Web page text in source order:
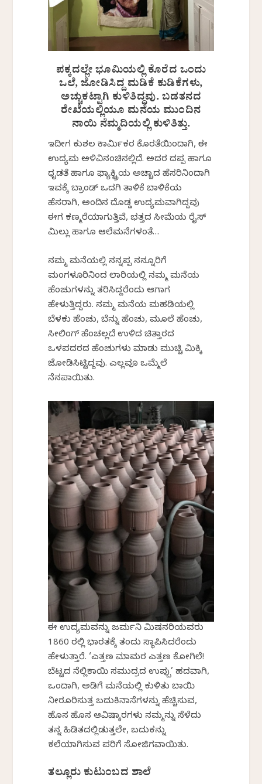
ಪಕ್ಕದಲ್ಲೇ ಭೂಮಿಯಲ್ಲಿ ಕೊರೆದ ಒಂದು
ಒಲೆ, ಜೋಡಿಸಿದ್ದ ಮಡಿಕೆ ಕುಡಿಕೆಗಳು,
ಅಚ್ಚುಕಟ್ಟಾಗಿ ಕುಳಿತಿದ್ದವು. ಬಡತನದ
ರೇಖೆಯಲ್ಲಿಯೂ ಮನೆಯ ಮುಂದಿನ
ನಾಯಿ ನೆಮ್ಮದಿಯಲ್ಲಿ ಕುಳಿತಿತ್ತು.
ಇದೀಗ ಕುಶಲ ಕಾರ್ಮಿಕರ ಕೊರತೆಯಿಂದಾಗಿ, ಈ
ಉದ್ಯಮ ಅಳಿವಿನಂಚಿನಲ್ಲಿದೆ. ಅದರ ದಪ್ಪ ಹಾಗೂ
ಧೃಡತೆ ಹಾಗೂ ಫ್ಯಾಕ್ಟ್ರಿಯ ಅಚ್ಚಾದ ಹೆಸರಿನಿಂದಾಗಿ
ಇವಕ್ಕೆ ಬ್ರಾಂಡ್ ಒದಗಿ ತಾಳಿಕೆ ಬಾಳಿಕೆಯ
ಹೆಸರಾಗಿ, ಅಂದಿನ ದೊಡ್ಡ ಉದ್ಯಮವಾಗಿದ್ದವು
ಈಗ ಕಣ್ಮರೆಯಾಗುತ್ತಿವೆ, ಭತ್ತದ ಸೀಮೆಯ ರೈಸ್
ಮಿಲ್ಲು ಹಾಗೂ ಆಲೆಮನೆಗಳಂತೆ…
ನಮ್ಮ ಮನೆಯಲ್ಲಿ ನನ್ನಪ್ಪ ನನ್ನೂರಿಗೆ
ಮಂಗಳೂರಿನಿಂದ ಲಾರಿಯಲ್ಲಿ ನಮ್ಮ ಮನೆಯ
ಹೆಂಚುಗಳನ್ನು ತರಿಸಿದ್ದರೆಂದು ಆಗಾಗ
ಹೇಳುತ್ತಿದ್ದರು. ನಮ್ಮ ಮನೆಯ ಮಹಡಿಯಲ್ಲಿ
ಬೆಳಕು ಹೆಂಚು, ಬೆನ್ನು ಹೆಂಚು, ಮೂಲೆ ಹೆಂಚು,
ಸೀಲಿಂಗ್ ಹೆಂಚಲ್ಲದೆ ಉಳಿದ ಚಿತ್ತಾರದ
ಒಳಪದರದ ಹೆಂಚುಗಳು ಮಾಡು ಮುಚ್ಚಿ ಮಿಕ್ಕಿ
ಜೋಡಿಸಿಟ್ಟಿದ್ದವು. ಎಲ್ಲವೂ ಒಮ್ಮೆಲೆ
ನೆನಪಾಯಿತು.
ಈ ಉದ್ಯಮವನ್ನು ಜರ್ಮನಿ ಮಿಷನರಿಯವರು
1860 ರಲ್ಲಿ ಭಾರತಕ್ಕೆ ತಂದು ಸ್ಥಾಪಿಸಿದರೆಂದು
ಹೇಳುತ್ತಾರೆ. ‘ಎತ್ತಣ ಮಾಮರ ಎತ್ತಣ ಕೋಗಿಲೆ!
ಬೆಟ್ಟದ ನೆಲ್ಲಿಕಾಯಿ ಸಮುದ್ರದ ಉಪ್ಪು’ ಹದವಾಗಿ,
ಒಂದಾಗಿ, ಅಡಿಗೆ ಮನೆಯಲ್ಲಿ ಕುಳಿತು ಬಾಯಿ
ನೀರೂರಿಸುತ್ತ ಬದುಕಿನಾಸೆಗಳನ್ನು ಹೆಚ್ಚಿಸುವ,
ಹೊಸ ಹೊಸ ಆವಿಷ್ಕಾರಗಳು ನಮ್ಮನ್ನು ಸೆಳೆದು
ತನ್ನ ಹಿಡಿತದಲ್ಲಿಡುತ್ತಲೇ, ಬದುಕನ್ನು
ಕಲೆಯಾಗಿಸುವ ಪರಿಗೆ ಸೋಜಿಗವಾಯಿತು.
ತಲ್ಲೂರು ಕುಟುಂಬದ ಶಾಲೆ